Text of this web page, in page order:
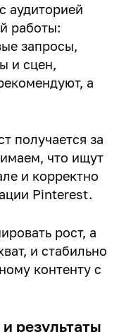
аудиторией
работы:
запросы,
и сцен,
а
получается за
что ищут
и корректно
Pinterest.
рост, а
и стабильно
контенту с
результаты